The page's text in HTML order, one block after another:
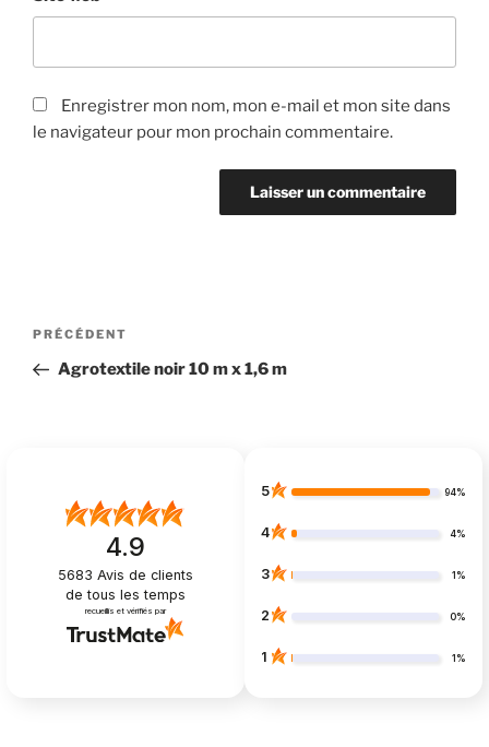
Enregistrer mon nom, mon e-mail et mon site dans
le navigateur pour mon prochain commentaire.
Navigation
l’article
Article
précédent
PRÉCÉDENT
Agrotextile noir 10 m x 1,6 m
4.9
5683 Avis de clients
de tous les temps
recueillis et vérifiés par
5 94%
4 4%
3 1%
2 0%
1 1%